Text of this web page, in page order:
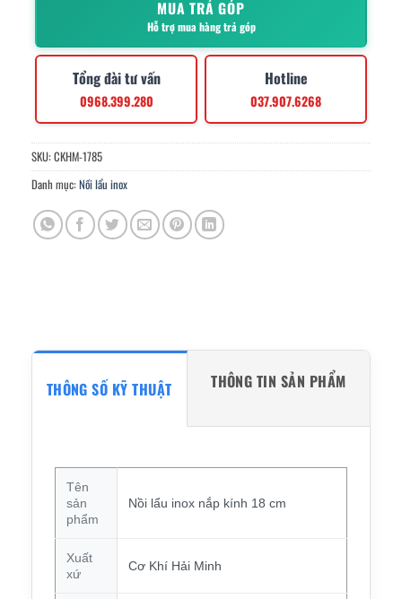
MUA TRẢ GÓP
Hỗ trợ mua hàng trả góp
Tổng đài tư vấn
0968.399.280
Hotline
037.907.6268
SKU: CKHM-1785
Danh mục: Nồi lẩu inox
THÔNG SỐ KỸ THUẬT THÔNG TIN SẢN PHẨM
Tên
sản
phẩm
Nồi lẩu inox nắp kính 18 cm
Xuất
xứ
Cơ Khí Hải Minh